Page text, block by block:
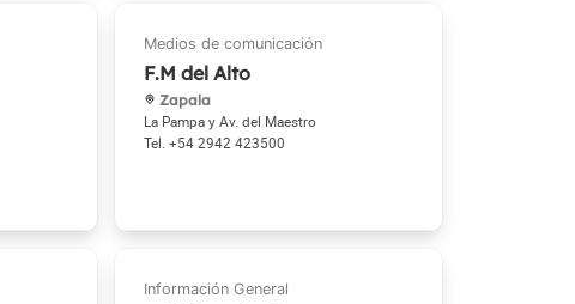
F.M del Alto
Zapala
La Pampa y Av. del Maestro
+54 2942 423500